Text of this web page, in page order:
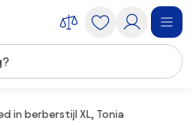
in berberstijl XL, Tonia